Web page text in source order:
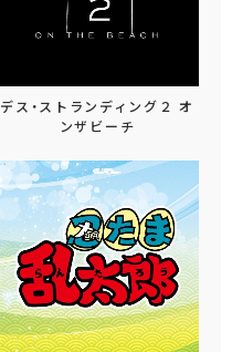
デス・ストランディング２ オ
ンザビーチ